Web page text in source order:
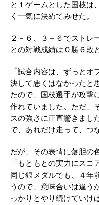
と１ゲームとした国枝は
く一気に決めてみせた。
２－６、３－６でストレ
との対戦成績は０勝６敗
「試合内容は、ずっと
決して悪くはなかったと
たので、国枝選手が攻撃
作れていました。ただ、
スの強さに正直驚きまし
で、あれだけ走って、つ
だが、その表情に落胆の
「もともとの実力にスコ
同じ銀メダルでも、４年
うので、意味合いは違う
っかりとやり続けていけ